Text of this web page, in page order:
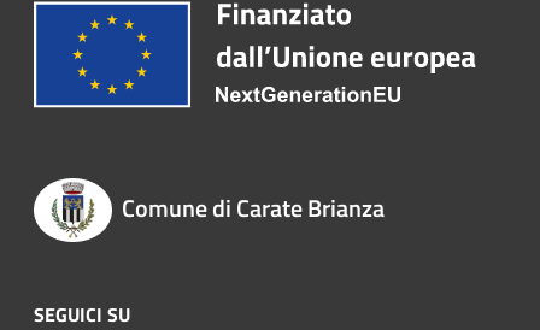
Comune di Carate Brianza
SEGUICI SU